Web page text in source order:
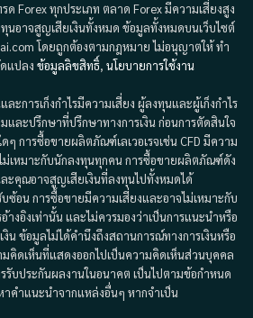
ด Forex ทุกประเภท ตลาด Forex มีความเสี่ยงสูง
นอาจสูญเสียเงินทั้งหมด ข้อมูลทั้งหมดบนเว็บไซต์
โดยถูกต้องตามกฎหมาย ไม่อนุญาตให้ ทำ
แปลง ข้อมูลลิขสิทธิ์, นโยบายการใช้งาน
ละการเก็งกำไรมีความเสี่ยง ผู้ลงทุนและผู้เก็งกำไร
และปรึกษาที่ปรึกษาทางการเงิน ก่อนการตัดสินใจ
ดๆ การซื้อขายผลิตภัณฑ์เลเวอเรจเช่น CFD มีความ
ม่เหมาะกับนักลงทุนทุกคน การซื้อขายผลิตภัณฑ์ดัง
ะคุณอาจสูญเสียเงินที่ลงทุนไปทั้งหมดได้
อน การซื้อขายมีความเสี่ยงและอาจไม่เหมาะกับ
างอิงเท่านั้น และไม่ควรมองว่าเป็นการแนะนำหรือ
งิน ข้อมูลไม่ได้คำนึงถึงสถานการณ์ทางการเงินหรือ
คิดเห็นที่แสดงออกไปเป็นความคิดเห็นส่วนบุคคล
รับประกันผลงานในอนาคต เป็นไปตามข้อกำหนด
าคำแนะนำจากแหล่งอื่นๆ หากจำเป็น